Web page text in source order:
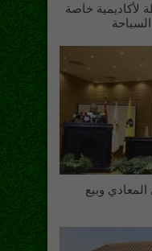
لأكاديمية خاصة
وبيع